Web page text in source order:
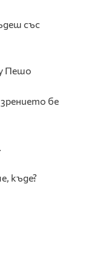
със
Пешо
бе
къде?